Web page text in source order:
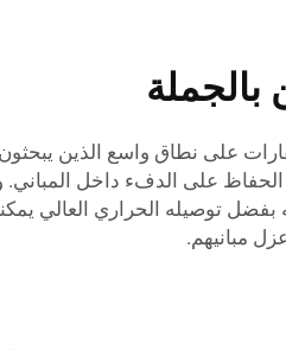
على نطاق واسع الذين
الحفاظ على الدفء داخل
توصيله الحراري العالي
مبانيهم.